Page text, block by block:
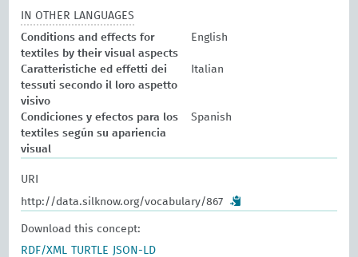
IN OTHER LANGUAGES
Conditions and effects for
textiles by their visual aspects
English
Caratteristiche ed effetti dei
tessuti secondo il loro aspetto
visivo
Italian
Condiciones y efectos para los
textiles según su apariencia
visual
Spanish
URI
http://data.silknow.org/vocabulary/867
Download this concept:
RDF/XML
TURTLE JSON-LD